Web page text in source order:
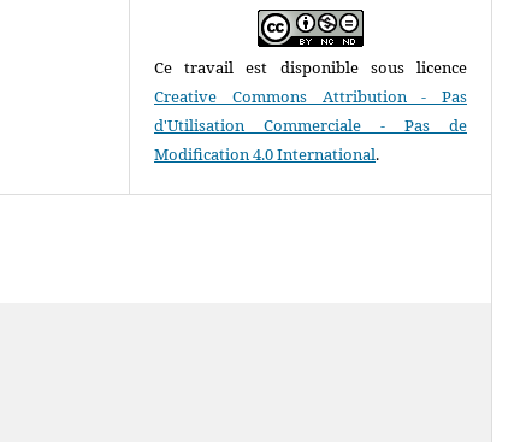
Ce travail est disponible sous licence
Creative Commons Attribution - Pas
d'Utilisation Commerciale - Pas de
Modification 4.0 International.